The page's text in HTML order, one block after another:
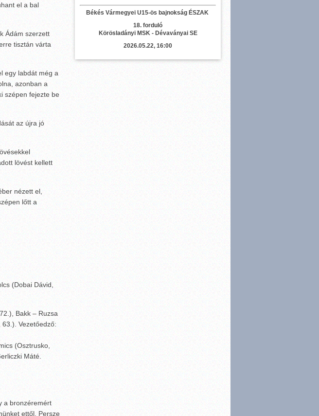
el a bal
Ádám szerzett
tisztán várta
egy labdát még a
azonban a
szépen fejezte be
az újra jó
lövést kellett
nézett el,
lőtt a
(Dobai Dávid,
Bakk – Ruzsa
Vezetőedző:
(Osztrusko,
Máté.
a bronzéremért
ettől. Persze
Békés Vármegyei U15-ös bajnokság ÉSZAK
18. forduló
Körösladányi MSK - Dévaványai SE
2026.05.22, 16:00